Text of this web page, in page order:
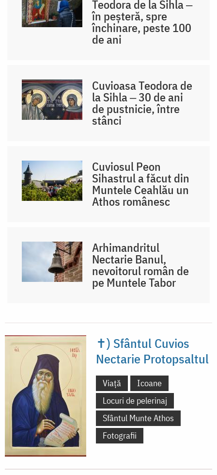
Teodora de la Sihla ‒
în peșteră, spre
închinare, peste 100
de ani
Cuvioasa Teodora de
la Sihla ‒ 30 de ani
de pustnicie, între
stânci
Cuviosul Peon
Sihastrul a făcut din
Muntele Ceahlău un
Athos românesc
Arhimandritul
Nectarie Banul,
nevoitorul român de
pe Muntele Tabor
✝) Sfântul Cuvios
Nectarie Protopsaltul
Viață
Icoane
Locuri de pelerinaj
Sfântul Munte Athos
Fotografii